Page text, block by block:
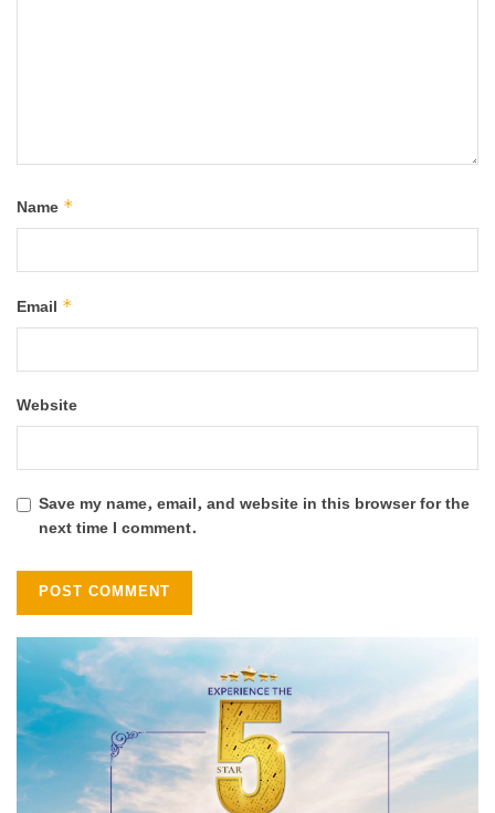
Name *
Email *
Website
Save my name, email, and website in this browser for the
next time I comment.